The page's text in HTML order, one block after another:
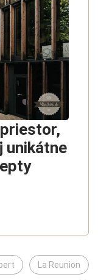
unikátne
La Reunion